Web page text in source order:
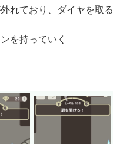
れており、ダイヤを取る
を持っていく